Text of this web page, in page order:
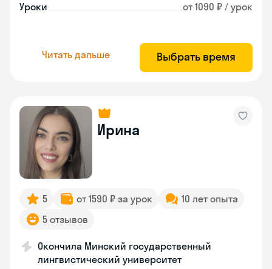
Уроки от 1090 ₽ / урок
Читать дальше Выбрать время
Ирина
5 от 1590 ₽ за урок
10 лет опыта
5 отзывов
Окончила Минский государственный
лингвистический университет